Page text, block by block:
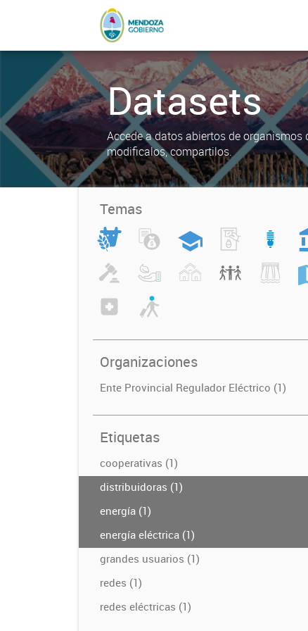
Datasets
Accede a datos abiertos de
modificalos, compartilos.
Temas
Organizaciones
Ente Provincial Regulador Eléctrico (1)
Etiquetas
cooperativas (1)
distribuidoras (1)
energía (1)
energía eléctrica (1)
grandes usuarios (1)
redes (1)
redes eléctricas (1)